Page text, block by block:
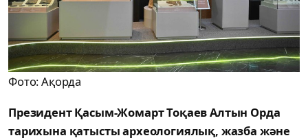
Фото: Ақорда
Президент Қасым-Жомарт Тоқаев Алтын Орда
тарихына қатысты археологиялық, жазба және